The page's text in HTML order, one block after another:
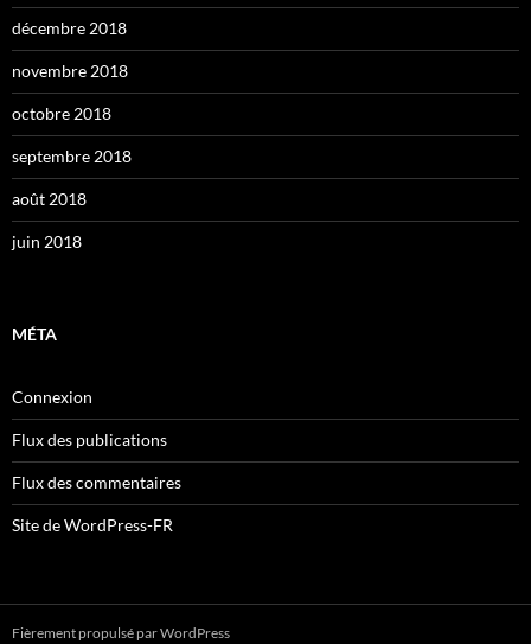
décembre 2018
novembre 2018
octobre 2018
septembre 2018
août 2018
juin 2018
MÉTA
Connexion
Flux des publications
Flux des commentaires
Site de WordPress-FR
Fièrement propulsé par WordPress